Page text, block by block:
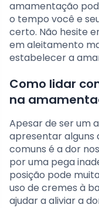
amamentação
o tempo você e
certo. Não hesite
em aleitamento
estabelecer a
Como lidar
na
Apesar de ser um
apresentar alguns
comuns é a dor
por uma pega
posição pode
uso de cremes à
ajudar a aliviar a